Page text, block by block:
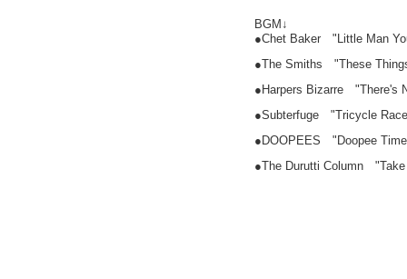
BGM↓
●Chet Baker "Little Man
●The Smiths "These
●Harpers Bizarre "There's
●Subterfuge "Tricycle
●DOOPEES "Doopee
●The Durutti Column